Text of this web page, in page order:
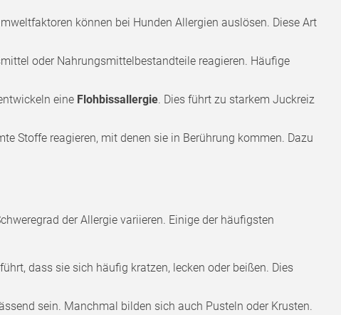
können bei Hunden Allergien auslösen. Diese Art
oder Nahrungsmittelbestandteile reagieren. Häufige
eine Flohbissallergie. Dies führt zu starkem Juckreiz
Stoffe reagieren, mit denen sie in Berührung kommen. Dazu
der Allergie variieren. Einige der häufigsten
dass sie sich häufig kratzen, lecken oder beißen. Dies
sein. Manchmal bilden sich auch Pusteln oder Krusten.